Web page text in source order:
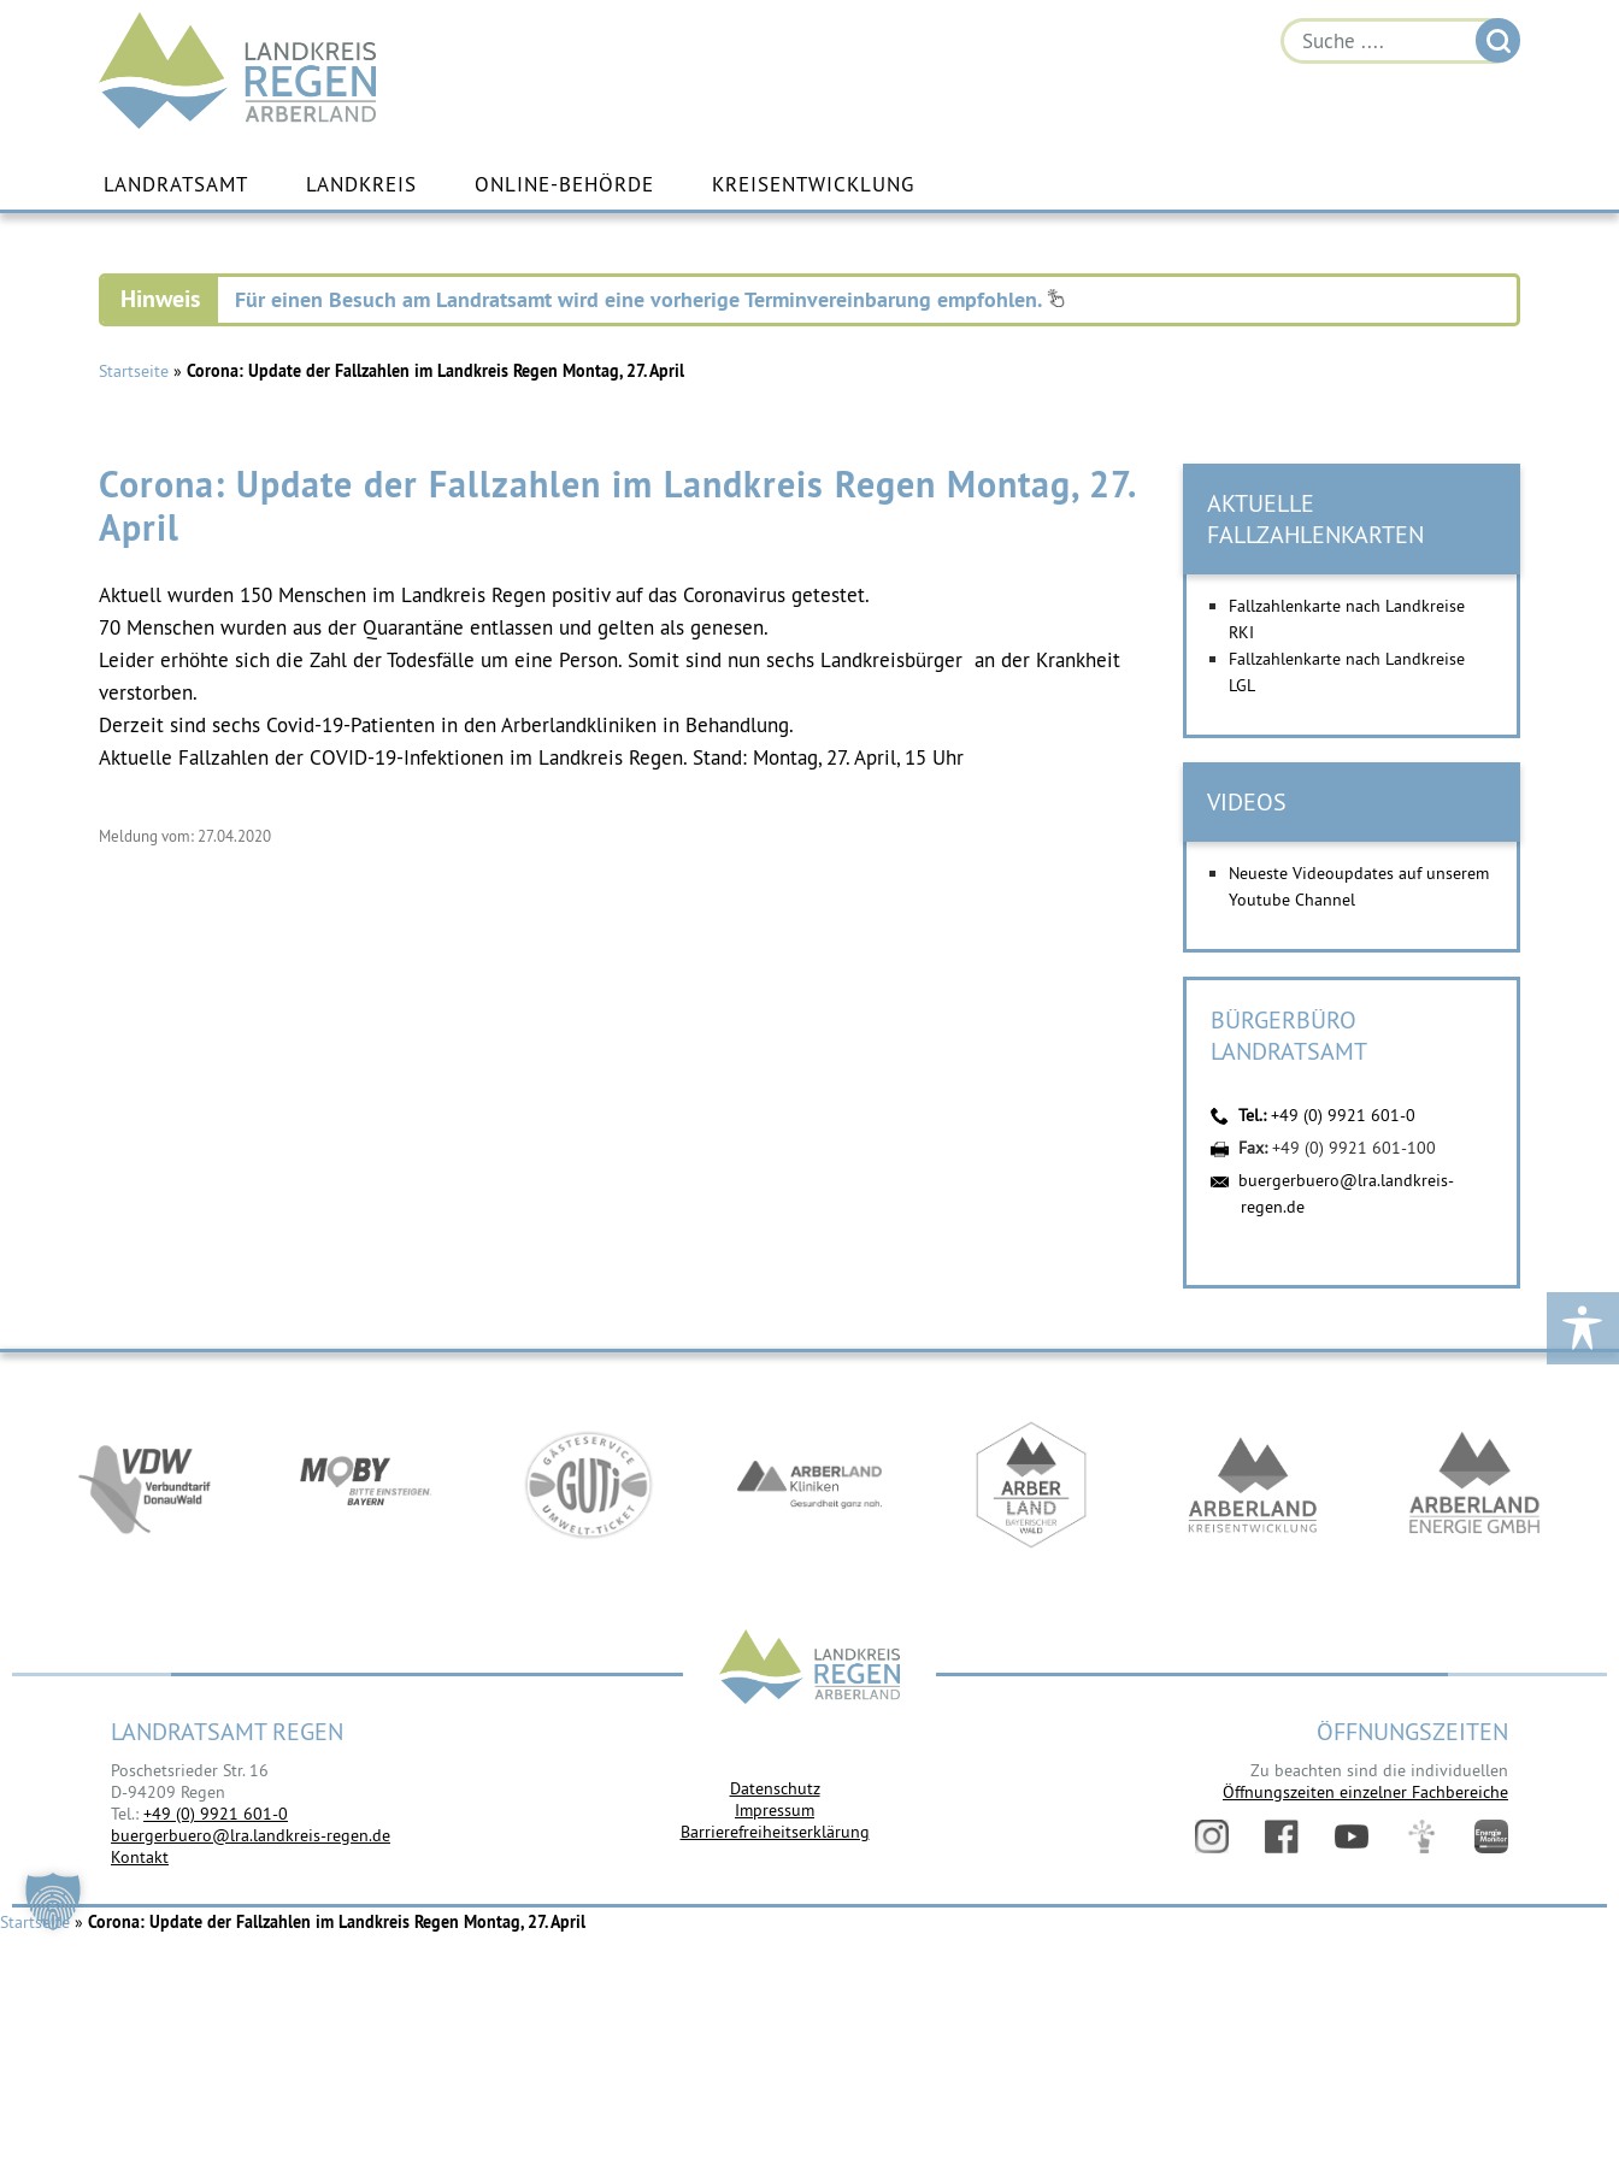
Landkreis
Regen
Inhalt
springen
LANDRATSAMT LANDKREIS ONLINE-BEHÖRDE KREISENTWICKLUNG
Für einen Besuch am Landratsamt wird eine vorherige Terminvereinbarung empfohlen.
Startseite » Corona: Update der Fallzahlen im Landkreis Regen Montag, 27. April
Corona: Update der Fallzahlen im Landkreis Regen Montag, 27.
April
Aktuell wurden 150 Menschen im Landkreis Regen positiv auf das Coronavirus getestet.
70 Menschen wurden aus der Quarantäne entlassen und gelten als genesen.
Leider erhöhte sich die Zahl der Todesfälle um eine Person. Somit sind nun sechs Landkreisbürger an der Krankheit
verstorben.
Derzeit sind sechs Covid-19-Patienten in den Arberlandkliniken in Behandlung.
Aktuelle Fallzahlen der COVID-19-Infektionen im Landkreis Regen. Stand: Montag, 27. April, 15 Uhr
Meldung vom: 27.04.2020
AKTUELLE
FALLZAHLENKARTEN
Fallzahlenkarte nach Landkreise
RKI
Fallzahlenkarte nach Landkreise
LGL
VIDEOS
Neueste Videoupdates auf unserem
Youtube Channel
BÜRGERBÜRO
LANDRATSAMT
Tel.:+49 (0) 9921 601-0
Fax:+49 (0) 9921 601-100
buergerbuero@lra.landkreis-
regen.de
LANDRATSAMT REGEN
Poschetsrieder Str. 16
D-94209 Regen
Tel.: +49 (0) 9921 601-0
buergerbuero@lra.landkreis-regen.de
Kontakt
Datenschutz
Impressum
Barrierefreiheitserklärung
ÖFFNUNGSZEITEN
Zu beachten sind die individuellen
Öffnungszeiten einzelner Fachbereiche
Startseite» Corona: Update der Fallzahlen im Landkreis Regen Montag, 27. April